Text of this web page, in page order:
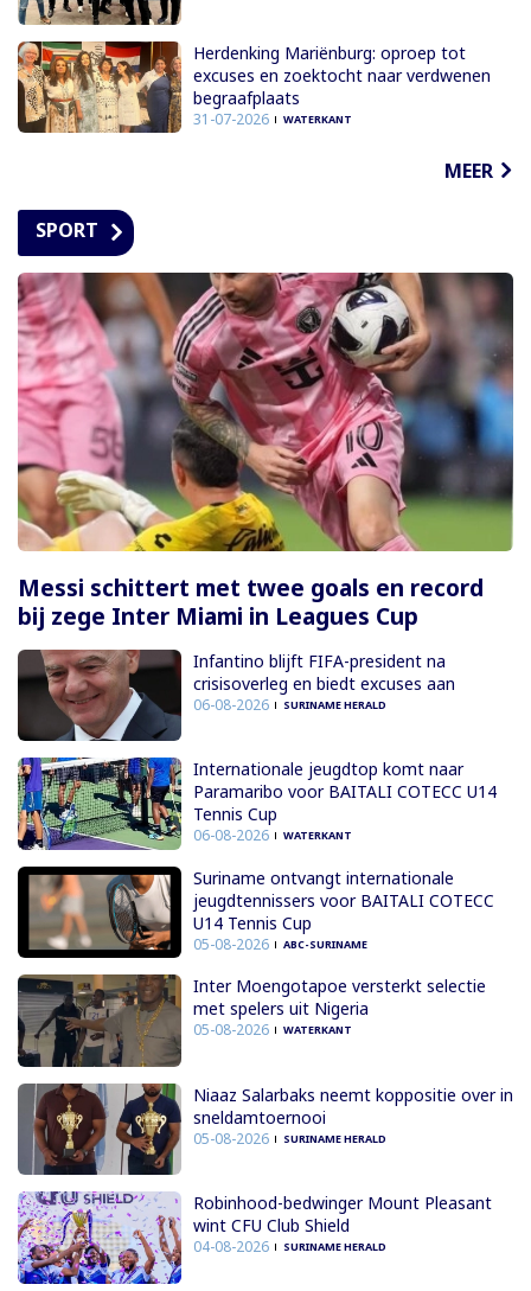
Herdenking Mariënburg: oproep tot
excuses en zoektocht naar verdwenen
begraafplaats
31-07-2026 WATERKANT
MEER
SPORT
Messi schittert met twee goals en record
bij zege Inter Miami in Leagues Cup
Infantino blijft FIFA-president na
crisisoverleg en biedt excuses aan
06-08-2026 SURINAME HERALD
Internationale jeugdtop komt naar
Paramaribo voor BAITALI COTECC U14
Tennis Cup
06-08-2026 WATERKANT
Suriname ontvangt internationale
jeugdtennissers voor BAITALI COTECC
U14 Tennis Cup
05-08-2026 ABC-SURINAME
Inter Moengotapoe versterkt selectie
met spelers uit Nigeria
05-08-2026 WATERKANT
Niaaz Salarbaks neemt koppositie over in
sneldamtoernooi
05-08-2026 SURINAME HERALD
Robinhood-bedwinger Mount Pleasant
wint CFU Club Shield
04-08-2026 SURINAME HERALD